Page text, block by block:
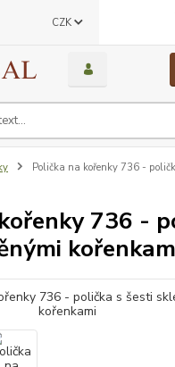
CZK
Polička na kořenky 736 -
736 -